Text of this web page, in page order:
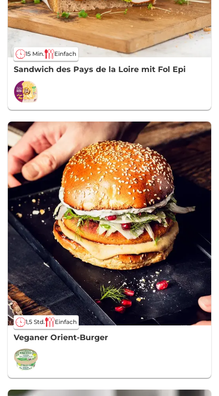
15 Min. Einfach
Sandwich des Pays de la Loire mit Fol Epi
1,5 Std. Einfach
Veganer Orient-Burger